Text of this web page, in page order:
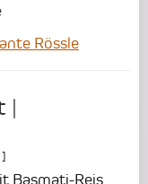
Rössle
|
]
Basmati-Reis